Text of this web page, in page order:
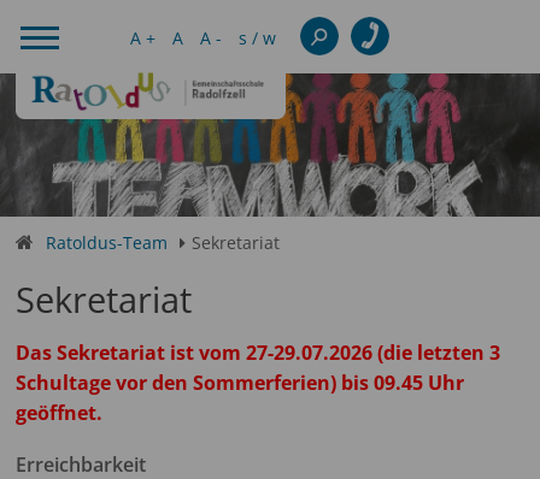
A + A A - s / w
Ratoldus-Team Sekretariat
Sekretariat
Das Sekretariat ist vom 27-29.07.2026 (die letzten 3
Schultage vor den Sommerferien) bis 09.45 Uhr
geöffnet.
Erreichbarkeit